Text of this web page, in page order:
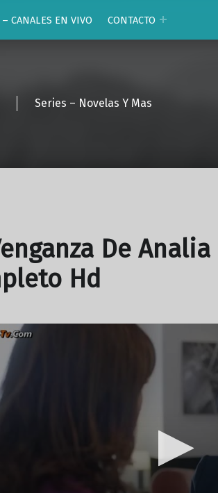
– CANALES EN VIVO CONTACTO
Series – Novelas Y Mas
De
Hd